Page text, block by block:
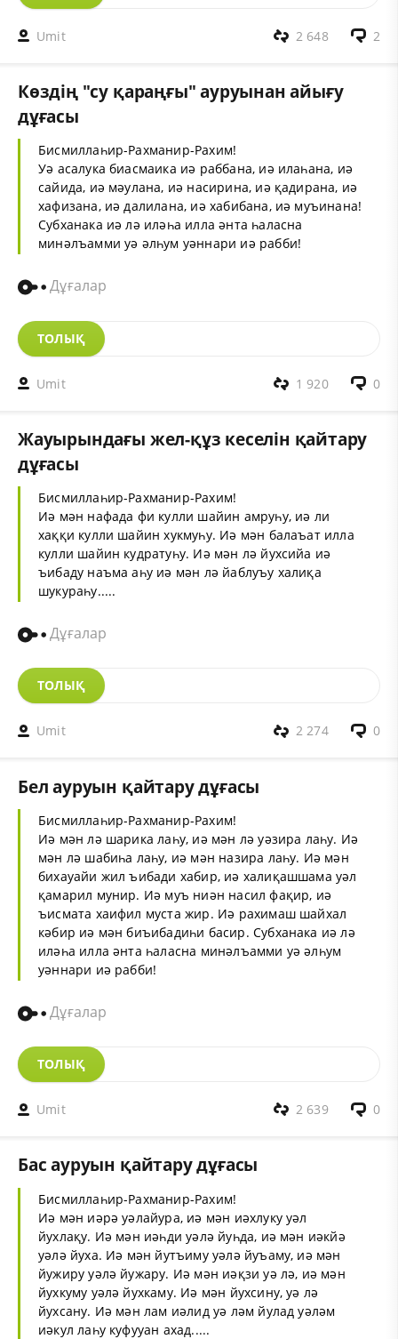
Umit 2
2 648
Көздің "су қараңғы" ауруынан айығу
дұғасы
Бисмиллаһир-Рахманир-Рахим!
Уә асалука биасмаика иә раббана, иә илаһана, иә
сайида, иә мәулана, иә насирина, иә қадирана, иә
хафизана, иә далилана, иә хабибана, иә муъинана!
Субханака иә лә иләһа илла әнта һаласна
минәлъамми уә әлһум уәннари иә рабби!
Дұғалар
ТОЛЫҚ
Umit 0
1 920
Жауырындағы жел-құз кеселін қайтару
дұғасы
Бисмиллаһир-Рахманир-Рахим!
Иә мән нафада фи кулли шайин амруһу, иә ли
хаққи кулли шайин хукмуһу. Иә мән балаъат илла
кулли шайин кудратуһу. Иә мән лә йухсийа иә
ъибаду наъма аһу иә мән лә йаблуъу халиқа
шукураһу.....
Дұғалар
ТОЛЫҚ
Umit 0
2 274
Бел ауруын қайтару дұғасы
Бисмиллаһир-Рахманир-Рахим!
Иә мән лә шарика лаһу, иә мән лә уәзира лаһу. Иә
мән лә шабиһа лаһу, иә мән назира лаһу. Иә мән
бихауайи жил ъибади хабир, иә халиқашшама уәл
қамарил мунир. Иә муъ ниән насил фақир, иә
ъисмата хаифил муста жир. Иә рахимаш шайхал
кәбир иә мән биъибадиһи басир. Субханака иә лә
иләһа илла әнта һаласна минәлъамми уә әлһум
уәннари иә рабби!
Дұғалар
ТОЛЫҚ
Umit 0
2 639
Бас ауруын қайтару дұғасы
Бисмиллаһир-Рахманир-Рахим!
Иә мән иәрә уәлайура, иә мән иәхлуку уәл
йухлақу. Иә мән иәһди уәлә йуһда, иә мән иәкйә
уәлә йуха. Иә мән йутъиму уәлә йуъаму, иә мән
йужиру уәлә йужару. Иә мән иәқзи уә лә, иә мән
йухкуму уәлә йухкаму. Иә мән йухсину, уә лә
йухсану. Иә мән лам иәлид уә ләм йулад уәләм
иәкул лаһу куфууан ахад.....